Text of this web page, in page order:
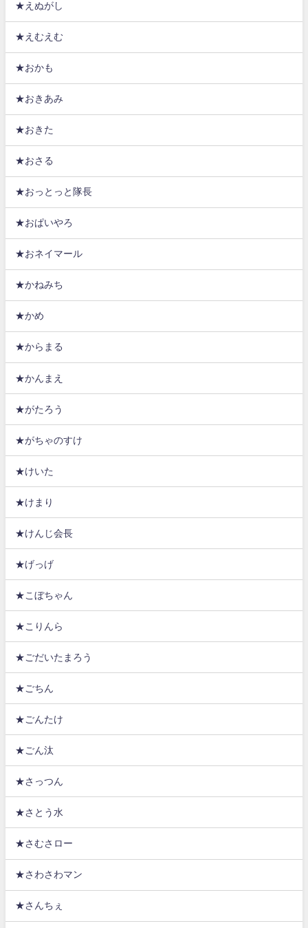
★えぬがし
★えむえむ
★おかも
★おきあみ
★おきた
★おさる
★おっとっと隊長
★おぱいやろ
★おネイマール
★かねみち
★かめ
★からまる
★かんまえ
★がたろう
★がちゃのすけ
★けいた
★けまり
★けんじ会長
★げっげ
★こぼちゃん
★こりんら
★ごだいたまろう
★ごちん
★ごんたけ
★ごん汰
★さっつん
★さとう水
★さむさロー
★さわさわマン
★さんちぇ